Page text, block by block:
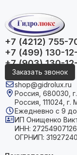
+7 (4212) 755-
+7 (499) 130-
+7 (903) 130-
Заказать звонок
shop@gidrolux.ru
Россия, 680030,
Россия, 111024,
Ежедневно с 9
ИП Онищенко
ИНН:
ОГРНИП: